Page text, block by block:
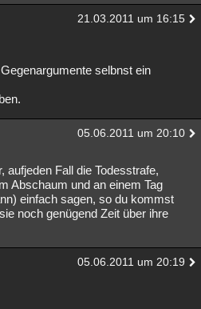
21.03.2011 um 16:15
selbnst ein
05.06.2011 um 20:10
aufjeden Fall die Todesstrafe,
Abschaum und an einem Tag
einfach sagen, so du kommst
noch genügend Zeit über ihre
05.06.2011 um 20:19